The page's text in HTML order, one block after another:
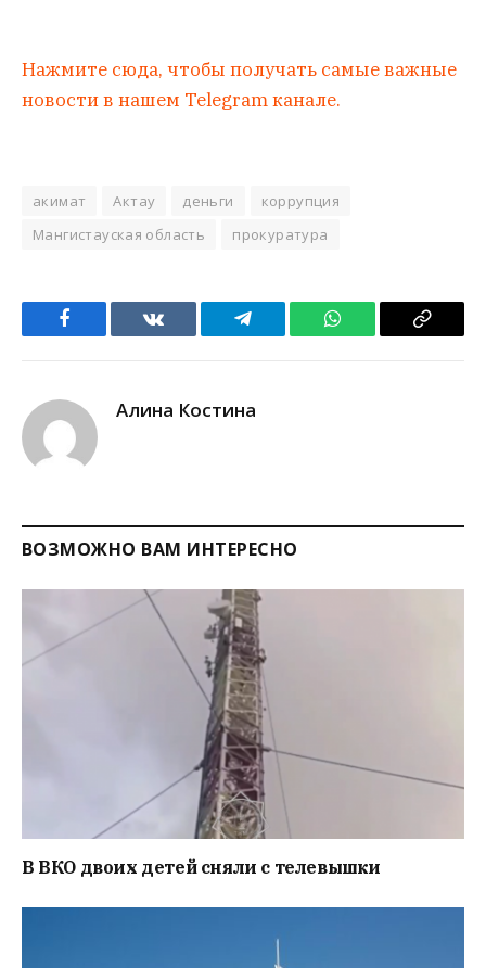
Нажмите сюда, чтобы получать самые важные
новости в нашем Telegram канале.
акимат Актау деньги
коррупция
Мангистауская область
прокуратура
Facebook VKontakteTelegram WhatsApp Copy
Алина Костина
ВОЗМОЖНО ВАМ ИНТЕРЕСНО
В ВКО двоих детей сняли с телевышки